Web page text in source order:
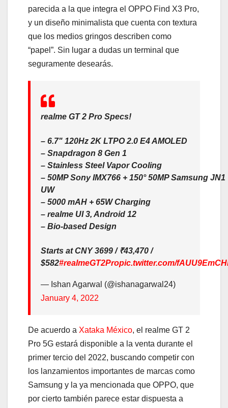
parecida a la que integra el OPPO Find X3 Pro,
y un diseño minimalista que cuenta con textura
que los medios gringos describen como
“papel”. Sin lugar a dudas un terminal que
seguramente desearás.
realme GT 2 Pro Specs!
– 6.7" 120Hz 2K LTPO 2.0 E4 AMOLED
– Snapdragon 8 Gen 1
– Stainless Steel Vapor Cooling
– 50MP Sony IMX766 + 150° 50MP Samsung JN1
UW
– 5000 mAH + 65W Charging
– realme UI 3, Android 12
– Bio-based Design
Starts at CNY 3699 / ₹43,470 /
$582#realmeGT2Propic.twitter.com/
— Ishan Agarwal (@ishanagarwal24)
January 4, 2022
De acuerdo a Xataka México, el realme GT 2
Pro 5G estará disponible a la venta durante el
primer tercio del 2022, buscando competir con
los lanzamientos importantes de marcas como
Samsung y la ya mencionada que OPPO, que
por cierto también parece estar dispuesta a